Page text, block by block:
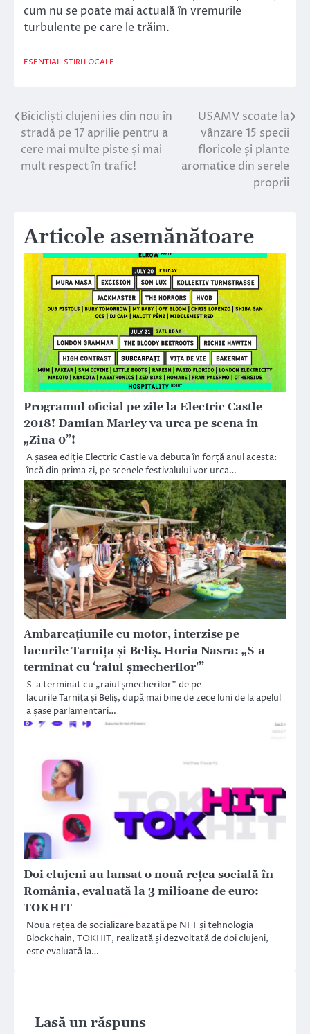
cum nu se poate mai actuală în vremurile
turbulente pe care le trăim.
ESENTIAL STIRI LOCALE
Navigare
în
articole
Bicicliști clujeni ies din nou în
stradă pe 17 aprilie pentru a
cere mai multe piste și mai
mult respect în trafic!
USAMV scoate la
vânzare 15 specii
floricole și plante
aromatice din serele
proprii
Articole asemănătoare
Programul oficial pe zile la Electric Castle
2018! Damian Marley va urca pe scena in
„Ziua 0”!
A șasea ediție Electric Castle va debuta în forță anul acesta:
încă din prima zi, pe scenele festivalului vor urca…
Ambarcațiunile cu motor, interzise pe
lacurile Tarnița și Beliș. Horia Nasra: „S-a
terminat cu ‘raiul șmecherilor'”
S-a terminat cu „raiul șmecherilor” de pe
lacurile Tarnița și Beliș, după mai bine de zece luni de la apelul
a șase parlamentari…
Doi clujeni au lansat o nouă rețea socială în
România, evaluată la 3 milioane de euro:
TOKHIT
Noua rețea de socializare bazată pe NFT și tehnologia
Blockchain, TOKHIT, realizată și dezvoltată de doi clujeni,
este evaluată la…
Lasă un răspuns